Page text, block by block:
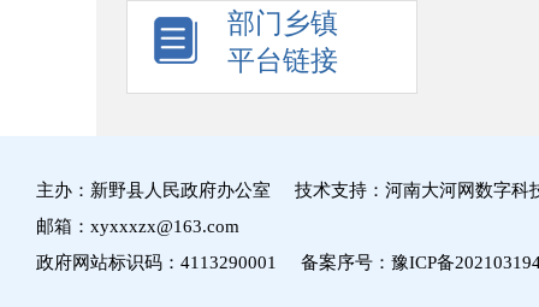
部门乡镇
平台链接
主办：新野县人民政府办公室 技术支持：河南大河网数字科
邮箱：xyxxxzx@163.com
政府网站标识码：4113290001 备案序号： 豫ICP备